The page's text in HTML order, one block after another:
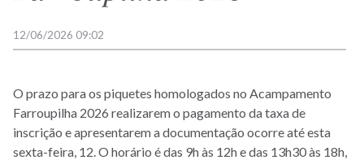
12/06/2026 09:02
O prazo para os piquetes homologados no Acampamento
Farroupilha 2026 realizarem o pagamento da taxa de
inscrição e apresentarem a documentação ocorre até esta
sexta-feira, 12. O horário é das 9h às 12h e das 13h30 às 18h,